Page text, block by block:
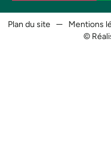
Plan du site Mentions
©